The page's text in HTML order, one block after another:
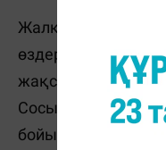
Жалқаулар неге
өздерінде
жақсы жұмыс
Сосын, төленетін
бойынша (білім